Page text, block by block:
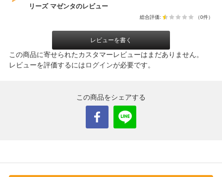
リーズ マゼンタのレビュー
総合評価: （0件）
レビューを書く
この商品に寄せられたカスタマーレビューはまだありません。
レビューを評価するにはログインが必要です。
この商品をシェアする